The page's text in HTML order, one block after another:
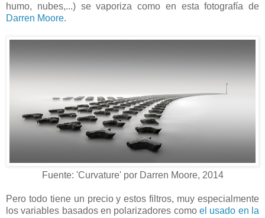
humo, nubes,...) se vaporiza como en esta fotografía de
Darren Moore.
Fuente: 'Curvature' por Darren Moore, 2014
Pero todo tiene un precio y estos filtros, muy especialmente
los variables basados en polarizadores como el usado en la